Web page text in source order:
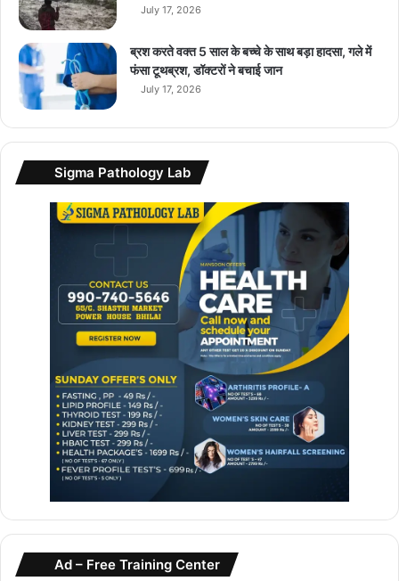
July 17, 2026
ब्रश करते वक्त 5 साल के बच्चे के साथ बड़ा हादसा, गले में
फंसा टूथब्रश, डॉक्टरों ने बचाई जान
July 17, 2026
Sigma Pathology Lab
Ad – Free Training Center